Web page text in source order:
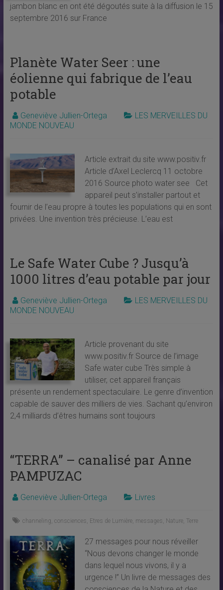
jambon blanc en ont été dégoutés suite à la diffusion le 15
septembre 2016 sur France
Planète Water Seer : une
éolienne qui fabrique de l’eau
potable
Geneviève Jullien-Ortega
LES MERVEILLES DU
MONDE NOUVEAU
Article extrait du site www.positiv.fr
Article d’Axel Leclercq 11 octobre
2016 Source photo water see Cet
appareil peut s’installer partout et
fournir de l’eau propre à toutes les populations qui en sont
privées. Une invention très précieuse. L’eau est
Le Safe Water Cube ? Jusqu’à
1000 litres d’eau potable par jour
Geneviève Jullien-Ortega
LES MERVEILLES DU
MONDE NOUVEAU
Article provenant du site
www.positiv.fr Source de l’image
Safe water cube Très simple à
utiliser, cet appareil français
présente un rendement spectaculaire. Le genre d’invention
capable de sauver des milliers de vies. Sachant qu’environ
2,4 milliards d’êtres humains sont toujours
“TERRA” – canalisé par Anne
PAMPUZAC
Geneviève Jullien-Ortega Livres
channeling, consciences, Etres de Lumière, messages, Nature, Terre
27 messages pour nous réveiller
“Nous devons changer le monde
dans lequel nous vivons, il y a
urgence !” Un livre de messages des